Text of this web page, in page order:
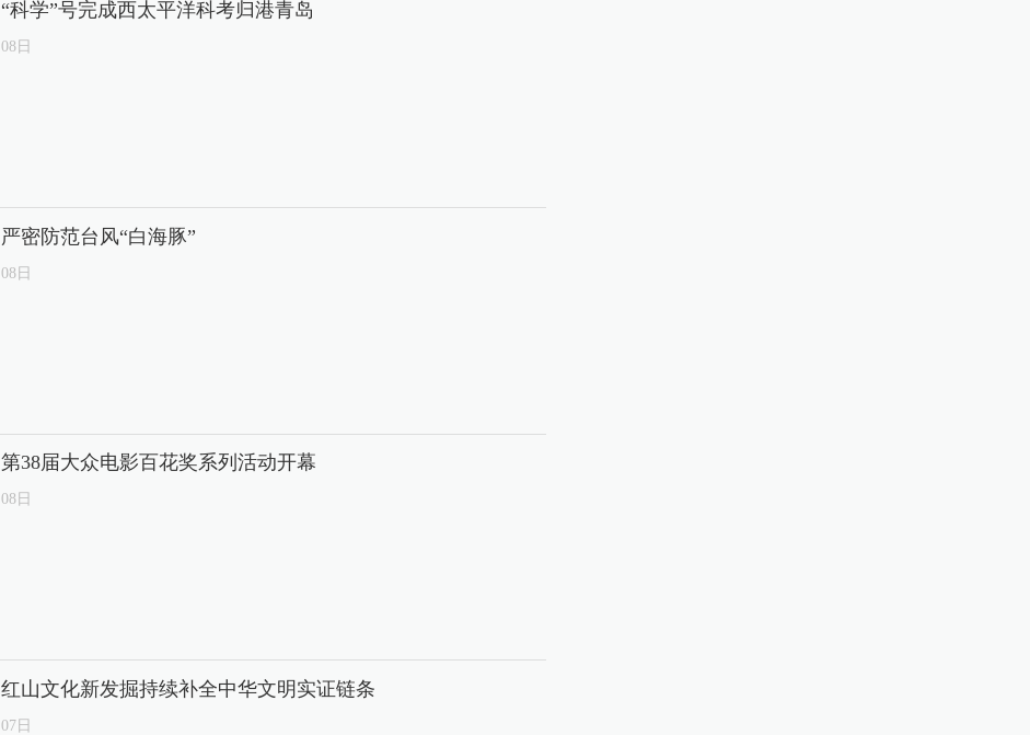
“科学”号完成西太平洋科考归港青岛
08日
严密防范台风“白海豚”
08日
第38届大众电影百花奖系列活动开幕
08日
红山文化新发掘持续补全中华文明实证链条
07日